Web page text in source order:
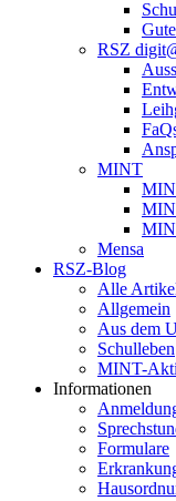
RSZ
MINT
Mensa
RSZ-Blog
Alle
Allgemein
Aus dem
Schulleben
MINT-
Informationen
Formulare